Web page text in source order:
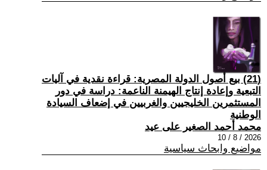
(21) بيع أصول الدولة المصرية: قراءة نقدية في آليات
التبعية وإعادة إنتاج الهيمنة الناعمة: دراسة في دور
المستثمرين الخليجيين والغربيين في إضعاف السيادة
الوطنية
محمد أحمد الصغير على عيد
2026 / 8 / 10
مواضيع وابحاث سياسية